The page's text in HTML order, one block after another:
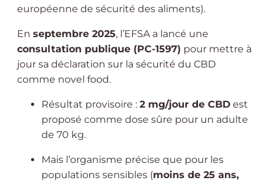
européenne de sécurité des aliments).
En septembre 2025, l’EFSA a lancé une
consultation publique (PC-1597) pour mettre à
jour sa déclaration sur la sécurité du CBD
comme novel food.
Résultat provisoire : 2 mg/jour de CBD est
proposé comme dose sûre pour un adulte
de 70 kg.
Mais l’organisme précise que pour les
populations sensibles (moins de 25 ans,